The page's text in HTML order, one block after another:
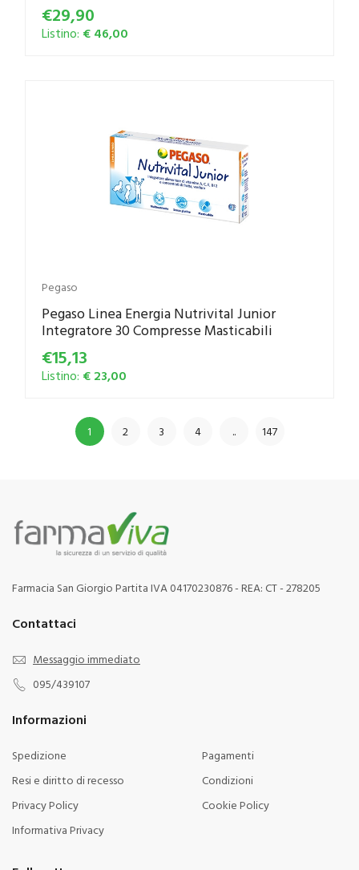
€29,90
Listino: € 46,00
Pegaso
Pegaso Linea Energia Nutrivital Junior
Integratore 30 Compresse Masticabili
€15,13
Listino: € 23,00
1 2 3 4 .. 147
Farmacia San Giorgio Partita IVA 04170230876 - REA: CT - 278205
Contattaci
Messaggio immediato
095/439107
Informazioni
Spedizione
Pagamenti
Resi e diritto di recesso
Condizioni
Privacy Policy
Cookie Policy
Informativa Privacy